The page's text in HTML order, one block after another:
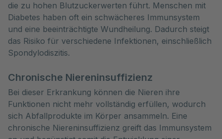
die zu hohen Blutzuckerwerten führt. Menschen mit
Diabetes haben oft ein schwächeres Immunsystem
und eine beeinträchtigte Wundheilung. Dadurch steigt
das Risiko für verschiedene Infektionen, einschließlich
Spondylodiszitis.
Chronische Niereninsuffizienz
Bei dieser Erkrankung können die Nieren ihre
Funktionen nicht mehr vollständig erfüllen, wodurch
sich Abfallprodukte im Körper ansammeln. Eine
chronische Niereninsuffizienz greift das Immunsystem